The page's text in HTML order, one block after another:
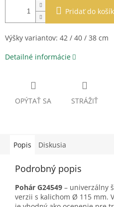
Pridať do
Výšky variantov: 42 / 40 / 38 cm
Detailné informácie
OPÝTAŤ SA STRÁŽIŤ
Popis Diskusia
Podrobný popis
Pohár G24549 – univerzálny
verzii s kalichom Ø 115 mm.